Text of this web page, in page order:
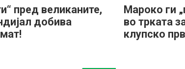
пред великаните,
добива
Мароко ги
во трката
клупско